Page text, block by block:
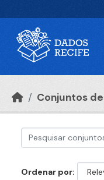
Conjuntos
Ordenar por